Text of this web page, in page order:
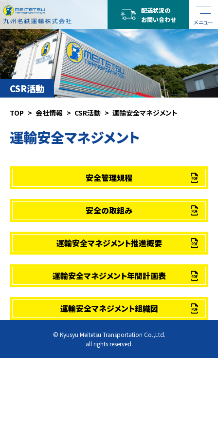
メニュー
配送状況の
お問い合わせ
CSR活動
TOP 会社情報 CSR活動 運輸安全マネジメント
運輸安全マネジメント
安全管理規程
安全の取組み
運輸安全マネジメント推進概要
運輸安全マネジメント年間計画表
運輸安全マネジメント組織図
© Kyusyu Meitetsu Transportation Co.,Ltd.
all rights reserved.